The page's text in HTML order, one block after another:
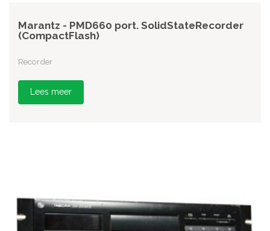
Marantz - PMD660 port. SolidStateRecorder
(CompactFlash)
Recorder
Lees meer